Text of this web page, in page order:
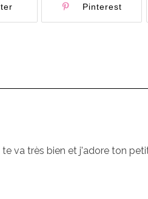
Pinterest
va très bien et j'adore ton